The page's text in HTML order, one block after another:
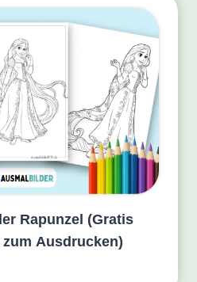
Rapunzel (Gratis
Ausdrucken)